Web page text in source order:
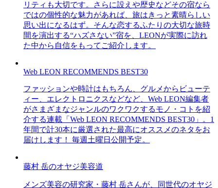
リティも大切です。さらに設えや歴史などその宿なら
ではの個性的な魅力があれば、旅はきっと素晴らしい
思い出になるはず。そんな恋するふたりの大切な旅時
間を演出する“ハズさない”宿を、LEONが実際に訪れ
た中から自信をもってご紹介します。
Web LEON RECOMMENDS BEST30
ファッションや時計はもちろん、グルメからビューテ
ィー、エレクトロニクスなどなど、Web LEON編集者
がさまざまなジャンルのワクワクするモノ・コトを紹
介する連載「Web LEON RECOMMENDS BEST30」。1
年間で計30本に厳選された最高にオススメのネタをお
届けします！ 毎週土曜日公開予定。
藤村 岳のオヤジ美容道
メンズ美容の研究家・藤村 岳さんが、同世代のオヤジ